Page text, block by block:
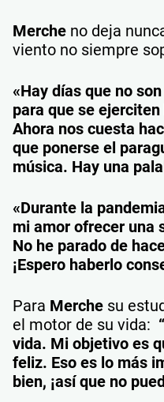
Merche no deja
viento no siempre
«Hay días que no
para que se
Ahora nos cuesta
que ponerse el
música. Hay una
«Durante la
mi amor ofrecer una
No he parado de
¡Espero haberlo
Para Merche su
el motor de su vida:
vida. Mi objetivo es
feliz. Eso es lo más
bien, ¡así que no